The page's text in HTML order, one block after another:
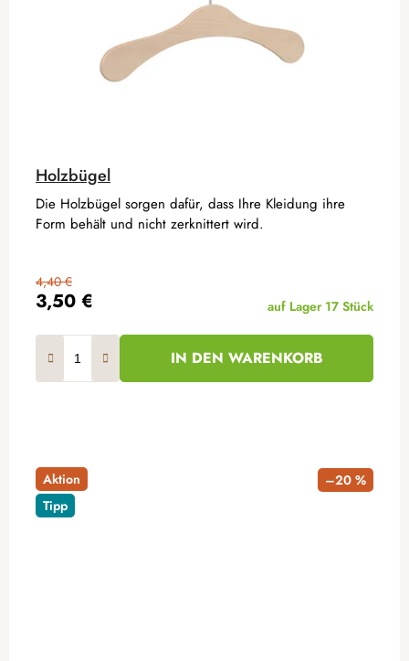
Holzbügel
3,50 €
4,40 €
auf Lager 17 Stück
IN DEN WARENKORB
Die Holzbügel sorgen dafür, dass Ihre Kleidung ihre
Form behält und nicht zerknittert wird.
Aktion
Tipp
–20 %